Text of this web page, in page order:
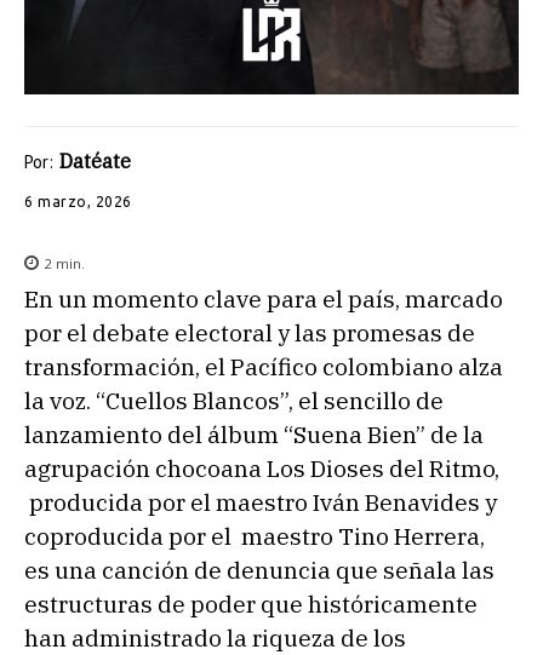
Por: Datéate
6 marzo, 2026
2 min.
En un momento clave para el país, marcado
por el debate electoral y las promesas de
transformación, el Pacífico colombiano alza
la voz. “Cuellos Blancos”, el sencillo de
lanzamiento del álbum “Suena Bien” de la
agrupación chocoana Los Dioses del Ritmo,
producida por el maestro Iván Benavides y
coproducida por el maestro Tino Herrera,
es una canción de denuncia que señala las
estructuras de poder que históricamente
han administrado la riqueza de los